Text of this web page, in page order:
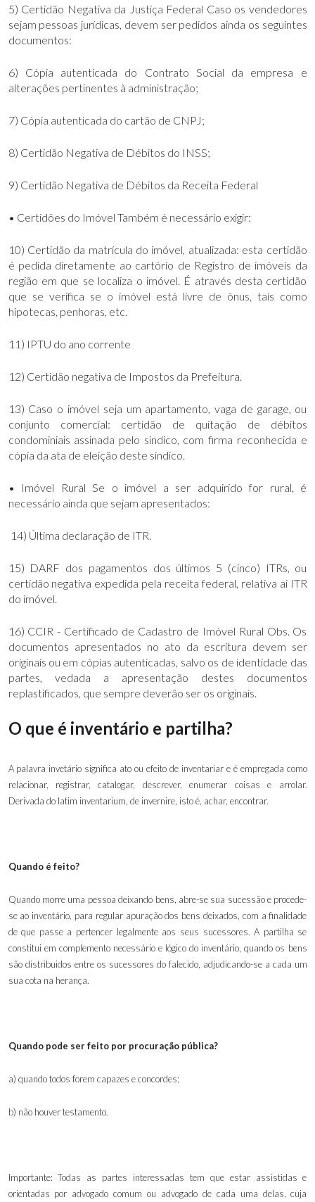
5) Certidão Negativa da Justiça Federal Caso os vendedores
sejam pessoas jurídicas, devem ser pedidos ainda os seguintes
documentos:
6) Cópia autenticada do Contrato Social da empresa e
alterações pertinentes à administração;
7) Cópia autenticada do cartão de CNPJ;
8) Certidão Negativa de Débitos do INSS;
9) Certidão Negativa de Débitos da Receita Federal
• Certidões do Imóvel Também é necessário exigir:
10) Certidão da matrícula do imóvel, atualizada: esta certidão
é pedida diretamente ao cartório de Registro de imóveis da
região em que se localiza o imóvel. É através desta certidão
que se verifica se o imóvel está livre de ônus, tais como
hipotecas, penhoras, etc.
11) IPTU do ano corrente
12) Certidão negativa de Impostos da Prefeitura.
13) Caso o imóvel seja um apartamento, vaga de garage, ou
conjunto comercial: certidão de quitação de débitos
condominiais assinada pelo sindico, com firma reconhecida e
cópia da ata de eleição deste sindico.
• Imóvel Rural Se o imóvel a ser adquirido for rural, é
necessário ainda que sejam apresentados:
14) Última declaração de ITR.
15) DARF dos pagamentos dos últimos 5 (cinco) ITRs, ou
certidão negativa expedida pela receita federal, relativa ai ITR
do imóvel.
16) CCIR - Certificado de Cadastro de Imóvel Rural Obs. Os
documentos apresentados no ato da escritura devem ser
originais ou em cópias autenticadas, salvo os de identidade das
partes, vedada a apresentação destes documentos
replastificados, que sempre deverão ser os originais.
O que é inventário e partilha?
A palavra invetário significa ato ou efeito de inventariar e é empregada como
relacionar, registrar, catalogar, descrever, enumerar coisas e arrolar.
Derivada do latim inventarium, de invernire, isto é, achar, encontrar.
Quando é feito?
Quando morre uma pessoa deixando bens, abre-se sua sucessão e procede-
se ao inventário, para regular apuração dos bens deixados, com a finalidade
de que passe a pertencer legalmente aos seus sucessores. A partilha se
constitui em complemento necessário e lógico do inventário, quando os bens
são distribuidos entre os sucessores do falecido, adjudicando-se a cada um
sua cota na herança.
Quando pode ser feito por procuração pública?
a) quando todos forem capazes e concordes;
b) não houver testamento.
Importante: Todas as partes interessadas tem que estar assistidas e
orientadas por advogado comum ou advogado de cada uma delas, cuja